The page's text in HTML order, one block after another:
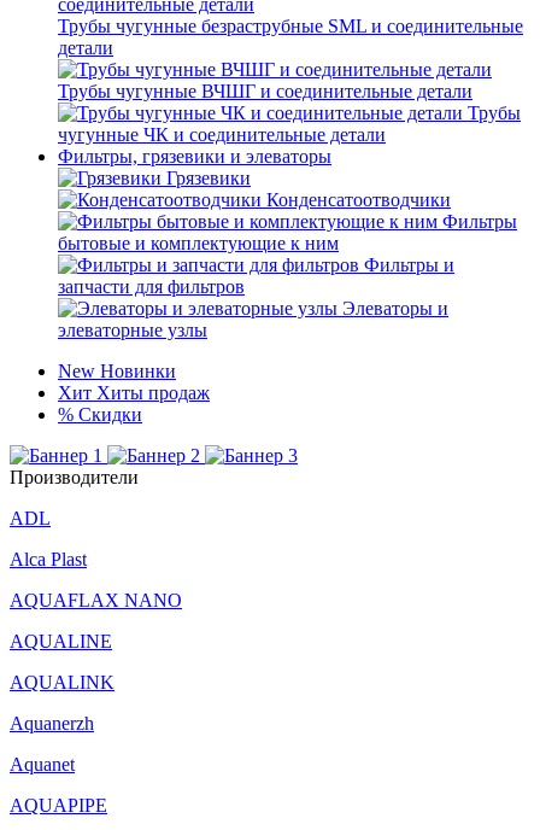
Трубы чугунные безраструбные SML и соединительные
детали
Трубы чугунные ВЧШГ и соединительные детали
Трубы
чугунные ЧК и соединительные детали
Фильтры, грязевики и элеваторы
Грязевики
Конденсатоотводчики
Фильтры
бытовые и комплектующие к ним
Фильтры и
запчасти для фильтров
Элеваторы и
элеваторные узлы
New Новинки
Хит Хиты продаж
% Скидки
Производители
ADL
Alca Plast
AQUAFLAX NANO
AQUALINE
AQUALINK
Aquanerzh
Aquanet
AQUAPIPE